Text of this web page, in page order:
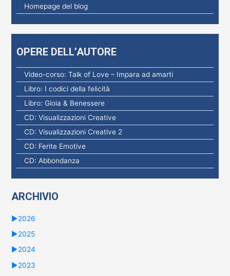
Homepage del blog
OPERE DELL’AUTORE
Video-corso: Talk of Love – Impara ad amarti
Libro: I codici della felicità
Libro: Gioia & Benessere
CD: Visualizzazioni Creative
CD: Visualizzazioni Creative 2
CD: Ferite Emotive
CD: Abbondanza
ARCHIVIO
►2026
►2025
►2024
►2023